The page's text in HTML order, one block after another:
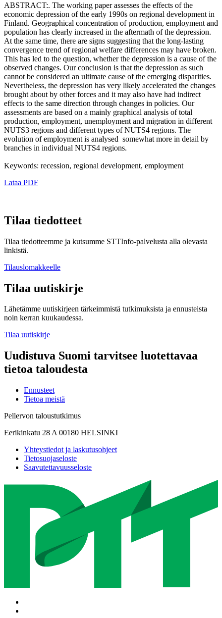
ABSTRACT:. The working paper assesses the effects of the
economic depression of the early 1990s on regional development in
Finland. Geographical concentration of production, employment and
population has clearly increased in the aftermath of the depression.
At the same time, there are signs suggesting that the long-lasting
convergence trend of regional welfare differences may have broken.
This has led to the question, whether the depression is a cause of the
observed changes. Our conclusion is that the depression as such
cannot be considered an ultimate cause of the emerging disparities.
Nevertheless, the depression has very likely accelerated the changes
brought about by other forces and it may also have had indirect
effects to the same direction through changes in policies. Our
assessments are based on a mainly graphical analysis of total
production, employment, unemployment and migration in different
NUTS3 regions and different types of NUTS4 regions. The
evolution of employment is analysed somewhat more in detail by
branches in individual NUTS4 regions.
Keywords: recession, regional development, employment
Lataa PDF
Tilaa tiedotteet
Tilaa tiedotteemme ja kutsumme STTInfo-palvelusta alla olevasta
linkistä.
Tilauslomakkeelle
Tilaa uutiskirje
Lähetämme uutiskirjeen tärkeimmistä tutkimuksista ja ennusteista
noin kerran kuukaudessa.
Tilaa uutiskirje
Uudistuva Suomi tarvitsee luotettavaa
tietoa taloudesta
Ennusteet
Tietoa meistä
Pellervon taloustutkimus
Eerikinkatu 28 A 00180 HELSINKI
Yhteystiedot ja laskutusohjeet
Tietosuojaseloste
Saavutettavuusseloste